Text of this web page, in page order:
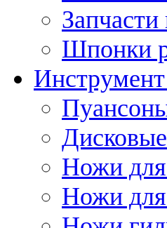
Шпонки
Ножи
Ножи